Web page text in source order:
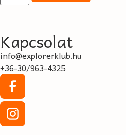
Kapcsolat
info@explorerklub.hu
+36-30/963-4325